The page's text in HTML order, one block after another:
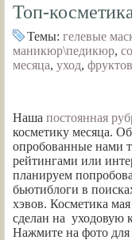
Топ-
Темы: гелевые
маникюр\педикюр,
месяца, уход,
Наша постоянная
косметику месяца.
опробованные нами
рейтингами или
планируем
бьютиблоги в
хэвов. Косметика
сделан на уходовую
Нажмите на фото для